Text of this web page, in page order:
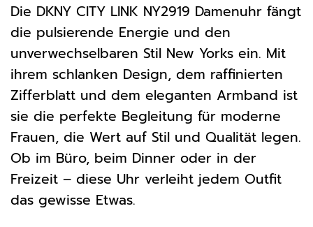
Die DKNY CITY LINK NY2919 Damenuhr fängt
die pulsierende Energie und den
unverwechselbaren Stil New Yorks ein. Mit
ihrem schlanken Design, dem raffinierten
Zifferblatt und dem eleganten Armband ist
sie die perfekte Begleitung für moderne
Frauen, die Wert auf Stil und Qualität legen.
Ob im Büro, beim Dinner oder in der
Freizeit – diese Uhr verleiht jedem Outfit
das gewisse Etwas.